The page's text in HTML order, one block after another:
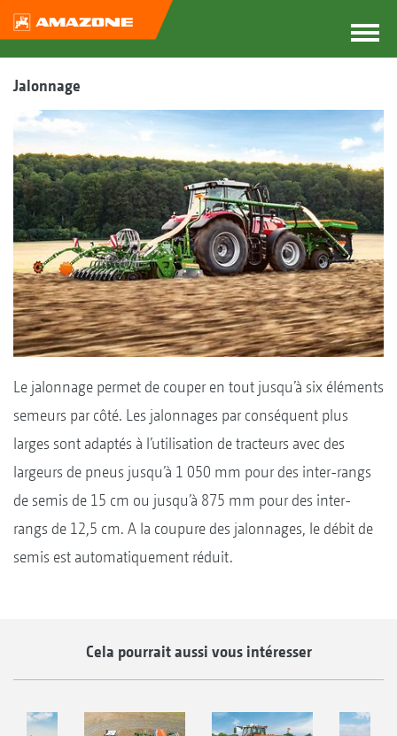
Jalonnage
Le jalonnage permet de couper en tout jusqu’à six éléments
semeurs par côté. Les jalonnages par conséquent plus
larges sont adaptés à l’utilisation de tracteurs avec des
largeurs de pneus jusqu’à 1 050 mm pour des inter-rangs
de semis de 15 cm ou jusqu’à 875 mm pour des inter-
rangs de 12,5 cm. A la coupure des jalonnages, le débit de
semis est automatiquement réduit.
Cela pourrait aussi vous intéresser